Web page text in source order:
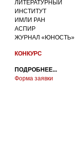
ЛИТЕРАТУРНЫЙ
ИНСТИТУТ
ИМЛИ РАН
АСПИР
ЖУРНАЛ «ЮНОСТЬ»
КОНКУРС
ПОДРОБНЕЕ...
Форма заявки